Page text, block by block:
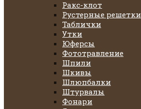
Ракс-клот
Рустерные решетки
Таблички
Утки
Юферсы
Фототравление
Шпили
Шкивы
Шлюпбалки
Штурвалы
Фонари